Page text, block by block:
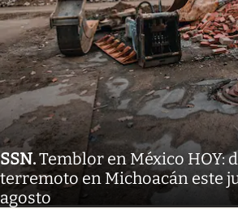
SSN.Temblor en México HOY:
terremoto en Michoacán este
agosto